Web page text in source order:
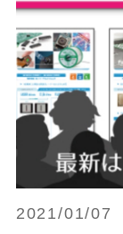
2021/01/07